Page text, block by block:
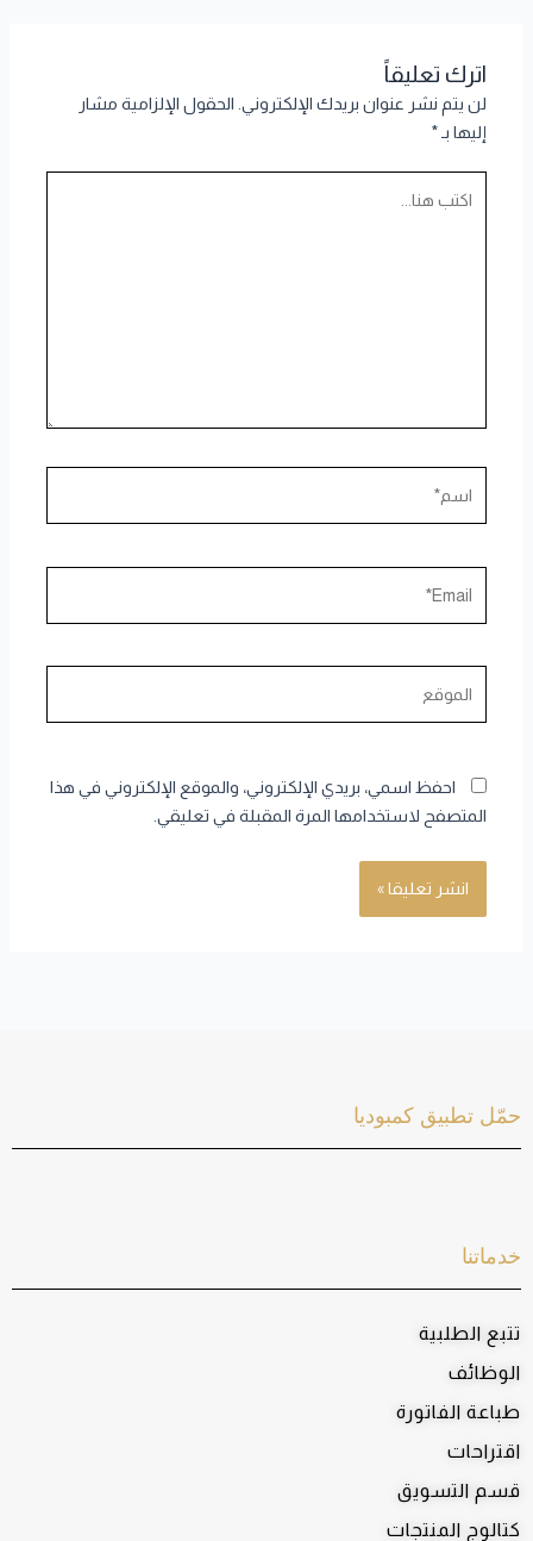
اترك تعليقاً
لن يتم نشر عنوان بريدك الإلكتروني. الحقول الإلزامية مشار
إليها بـ*
احفظ اسمي، بريدي الإلكتروني، والموقع الإلكتروني في هذا
المتصفح لاستخدامها المرة المقبلة في تعليقي.
خدماتنا
تتبع الطلبية
الوظائف
طباعة الفاتورة
اقتراحات
قسم التسويق
كتالوج المنتجات
حمّل تطبيق كمبوديا